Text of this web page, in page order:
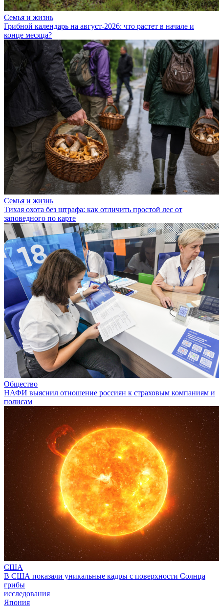
Семья и жизнь
Грибной календарь на август-2026: что растет в начале и
конце месяца?
Семья и жизнь
Тихая охота без штрафа: как отличить простой лес от
заповедного по карте
Общество
НАФИ выяснил отношение россиян к страховым компаниям и
полисам
США
В США показали уникальные кадры с поверхности Солнца
грибы
исследования
Япония